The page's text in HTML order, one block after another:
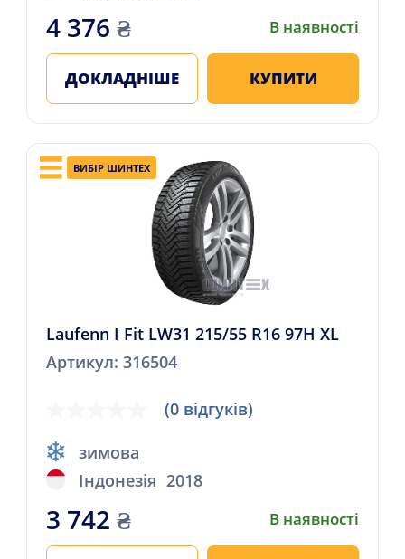
4 376 ₴ В наявності
ДОКЛАДНІШЕ КУПИТИ
ВИБІР ШИНТЕХ
Laufenn I Fit LW31 215/55 R16 97H XL
Артикул: 316504
(0 відгуків)
зимова
Індонезія 2018
3 742 ₴ В наявності